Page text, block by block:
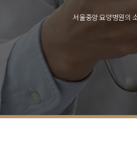
서울중앙 요양병원의